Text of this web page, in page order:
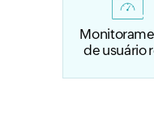
de usuário